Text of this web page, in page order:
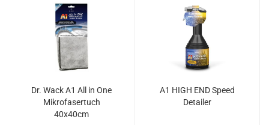
Dr. Wack A1 All in One
Mikrofasertuch
40x40cm
A1 HIGH END Speed
Detailer